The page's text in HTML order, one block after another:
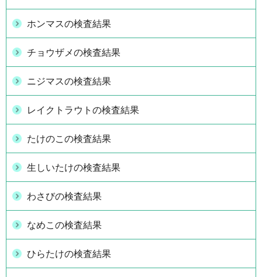
ホンマスの検査結果
チョウザメの検査結果
ニジマスの検査結果
レイクトラウトの検査結果
たけのこの検査結果
生しいたけの検査結果
わさびの検査結果
なめこの検査結果
ひらたけの検査結果